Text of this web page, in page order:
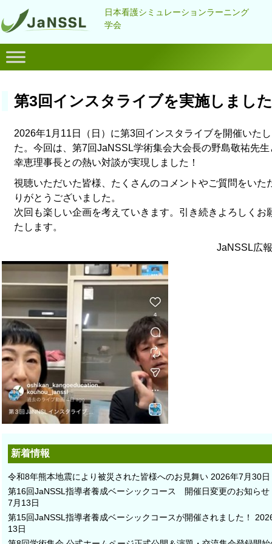
日本看護シミュレーションラーニング
学会
第3回インスタライブを実施しまし
2026年1月11日（日）に第3回インスタライブを開催いた
た。今回は、第7回JaNSSL学術集会大会長の野島敬祐先生
幸恵理事長との熱い対談が実現しました！
視聴いただいた皆様、たくさんのコメントやご質問をいた
りがとうございました。
次回も楽しい企画を考えていきます。引き続きよろしくお
たします。
JaNSSL広
新着情報
令和8年熊本地震により被災された皆様へのお見舞い 2026年7月30日
第16回JaNSSL指導者養成ベーシックコース 開催日変更のお知らせ
7月13日
第15回JaNSSL指導者養成ベーシックコースが開催されました！
13日